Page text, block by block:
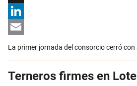
X
LinkedIn
Email
La primer jornada del consorcio cerró
Terneros firmes en